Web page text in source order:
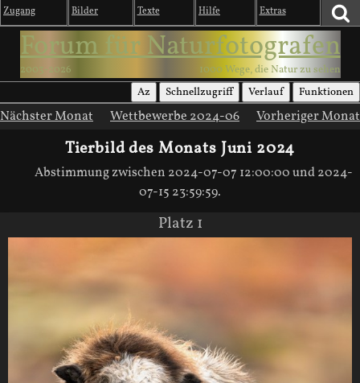
Zugang Bilder Texte Hilfe Extras
Forum für Naturfotografen
2003-2026 1000 Wege, die Natur zu sehen
Az Schnellzugriff Verlauf Funktionen
Nächster Monat Wettbewerbe 2024-06 Vorheriger Monat
Tierbild des Monats Juni 2024
Abstimmung zwischen 2024-07-07 12:00:00 und 2024-
07-15 23:59:59.
Platz 1